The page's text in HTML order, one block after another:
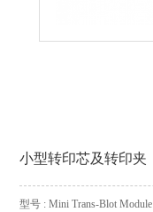
小型转印芯及转印夹
型号 : Mini Trans-Blot Module